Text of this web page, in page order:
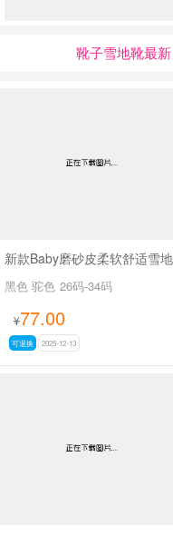
靴子雪地靴最新
黑色 驼色 26码-34码
¥77.00
可退换 2025-12-13